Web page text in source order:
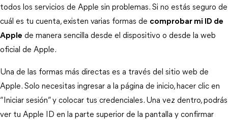
todos los servicios de Apple sin problemas. Si no estás seguro de
cuál es tu cuenta, existen varias formas de comprobar mi ID de
Apple de manera sencilla desde el dispositivo o desde la web
oficial de Apple.
Una de las formas más directas es a través del sitio web de
Apple. Solo necesitas ingresar a la página de inicio, hacer clic en
“Iniciar sesión” y colocar tus credenciales. Una vez dentro, podrás
ver tu Apple ID en la parte superior de la pantalla y confirmar